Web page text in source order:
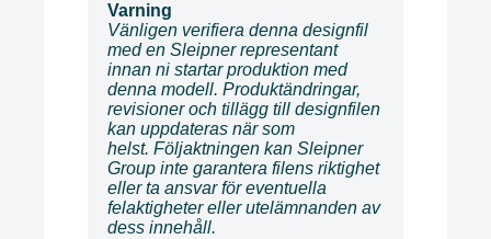
Varning
Vänligen verifiera denna designfil
med en Sleipner representant
innan ni startar produktion med
denna modell. Produktändringar,
revisioner och tillägg till designfilen
kan uppdateras när som
helst. Följaktningen kan Sleipner
Group inte garantera filens riktighet
eller ta ansvar för eventuella
felaktigheter eller utelämnanden av
dess innehåll.